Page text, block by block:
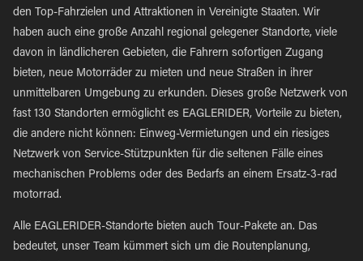
den Top-Fahrzielen und Attraktionen in Vereinigte Staaten. Wir
haben auch eine große Anzahl regional gelegener Standorte, viele
davon in ländlicheren Gebieten, die Fahrern sofortigen Zugang
bieten, neue Motorräder zu mieten und neue Straßen in ihrer
unmittelbaren Umgebung zu erkunden. Dieses große Netzwerk von
fast 130 Standorten ermöglicht es EAGLERIDER, Vorteile zu bieten,
die andere nicht können: Einweg-Vermietungen und ein riesiges
Netzwerk von Service-Stützpunkten für die seltenen Fälle eines
mechanischen Problems oder des Bedarfs an einem Ersatz-3-rad
motorrad.
Alle EAGLERIDER-Standorte bieten auch Tour-Pakete an. Das
bedeutet, unser Team kümmert sich um die Routenplanung,